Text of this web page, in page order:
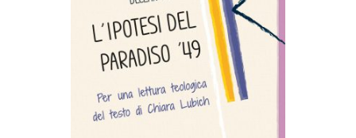
Prodotto acquistabile sui
seguenti store
ACQUISTA SU
AMAZON